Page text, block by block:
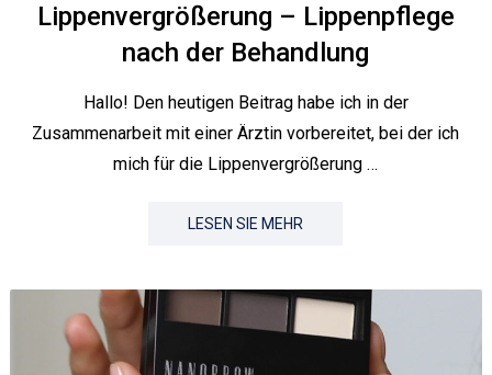
Lippenvergrößerung – Lippenpflege
nach der Behandlung
Hallo! Den heutigen Beitrag habe ich in der
Zusammenarbeit mit einer Ärztin vorbereitet, bei der ich
mich für die Lippenvergrößerung …
LESEN SIE MEHR